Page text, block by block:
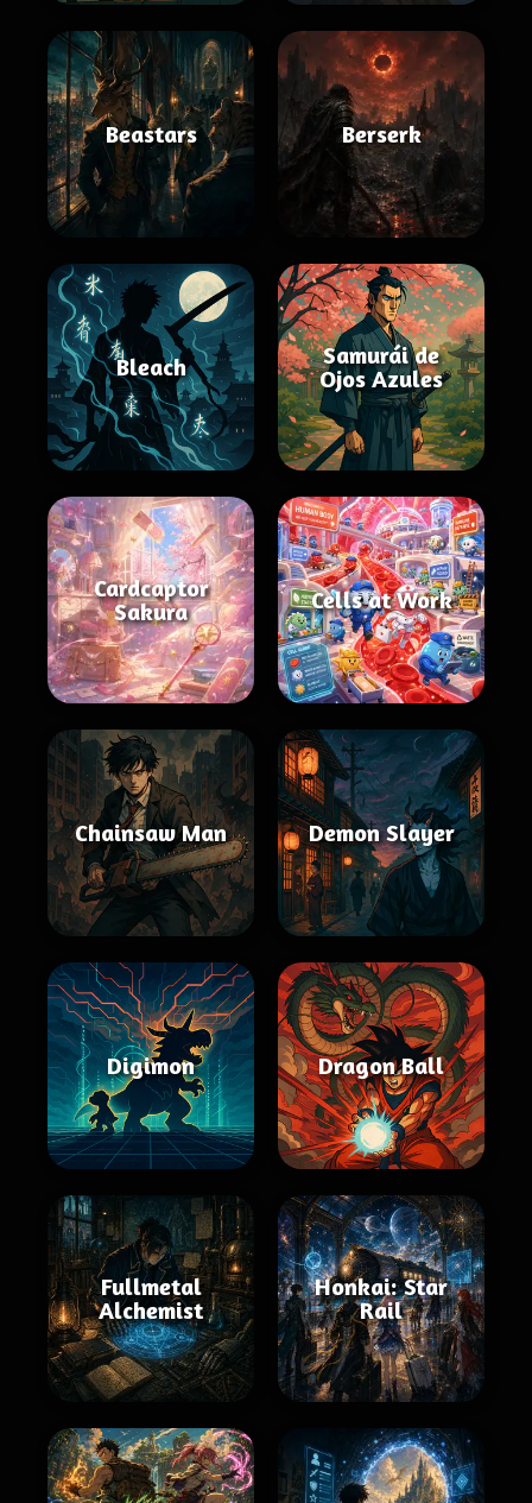
Beastars Berserk
Bleach
Samurái de
Ojos Azules
Cardcaptor
Sakura
Cells at Work
Chainsaw Man Demon Slayer
Digimon Dragon Ball
Fullmetal
Alchemist
Honkai: Star
Rail